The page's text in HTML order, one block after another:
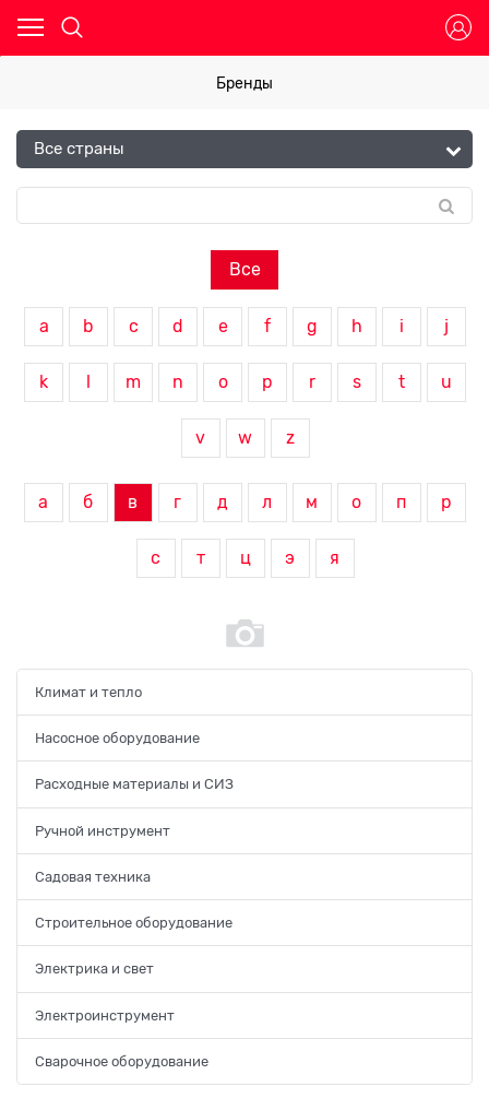
Бренды
Все
a b c d e f g h i j
k m n o p r s t u
v w z
а б в г д л м о п р
с т ц э я
Климат и тепло
Насосное оборудование
Расходные материалы и СИЗ
Ручной инструмент
Садовая техника
Строительное оборудование
Электрика и свет
Электроинструмент
Сварочное оборудование